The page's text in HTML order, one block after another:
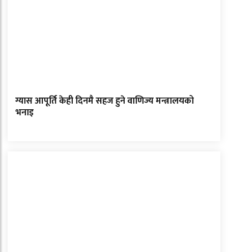
ग्यास आपूर्ति केही दिनमै सहज हुने वाणिज्य मन्त्रालयको
भनाइ